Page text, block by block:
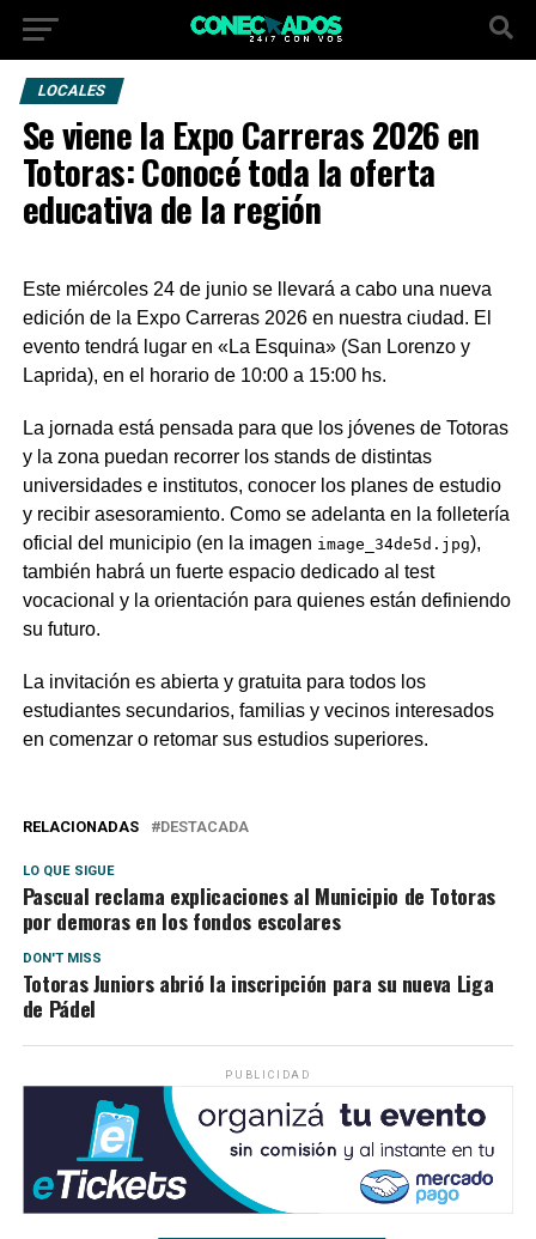
LOCALES
Se viene la Expo Carreras 2026 en
Totoras: Conocé toda la oferta
educativa de la región
Este miércoles 24 de junio se llevará a cabo una nueva
edición de la Expo Carreras 2026 en nuestra ciudad. El
evento tendrá lugar en «La Esquina» (San Lorenzo y
Laprida), en el horario de 10:00 a 15:00 hs.
La jornada está pensada para que los jóvenes de Totoras
y la zona puedan recorrer los stands de distintas
universidades e institutos, conocer los planes de estudio
y recibir asesoramiento. Como se adelanta en la folletería
oficial del municipio (en la imagen image_34de5d.jpg),
también habrá un fuerte espacio dedicado al test
vocacional y la orientación para quienes están definiendo
su futuro.
La invitación es abierta y gratuita para todos los
estudiantes secundarios, familias y vecinos interesados
en comenzar o retomar sus estudios superiores.
RELACIONADAS DESTACADA
LO QUE SIGUE
Pascual reclama explicaciones al Municipio de Totoras
por demoras en los fondos escolares
DON'T MISS
Totoras Juniors abrió la inscripción para su nueva Liga
de Pádel
PUBLICIDAD